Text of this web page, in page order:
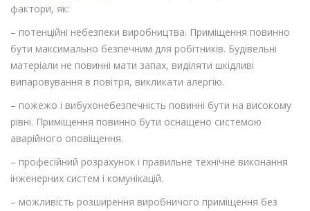
фактори, як:
– потенційні небезпеки виробництва. Приміщення повинно
бути максимально безпечним для робітників. Будівельні
матеріали не повинні мати запах, виділяти шкідливі
випаровування в повітря, викликати алергію.
– пожежо і вибухонебезпечність повинні бути на високому
рівні. Приміщення повинно бути оснащено системою
аварійного оповіщення.
– професійний розрахунок і правильне технічне виконання
інженерних систем і комунікацій.
– можливість розширення виробничого приміщення без